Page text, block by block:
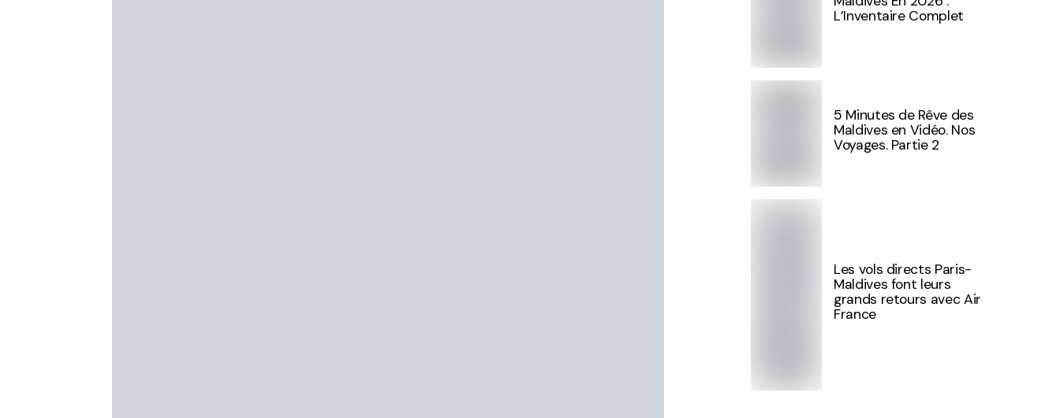
L’Inventaire Complet
5 Minutes de Rêve des
Maldives en Vidéo. Nos
Voyages. Partie 2
Les vols directs Paris-
Maldives font leurs
grands retours avec Air
France